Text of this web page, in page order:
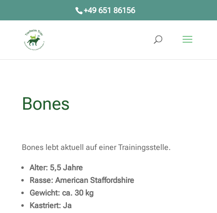
+49 651 86156
Bones
Bones lebt aktuell auf einer Trainingsstelle.
Alter: 5,5 Jahre
Rasse: American Staffordshire
Gewicht: ca. 30 kg
Kastriert: Ja